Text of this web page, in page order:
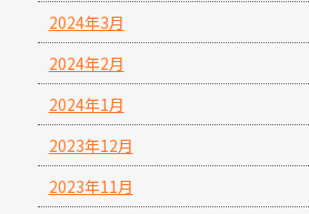
2024年3月
2024年2月
2024年1月
2023年12月
2023年11月